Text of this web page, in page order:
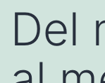
Del